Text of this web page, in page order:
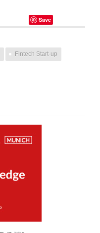
Save
Fintech Start-up